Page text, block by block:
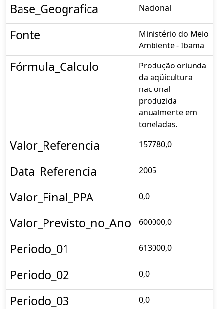
Base_Geografica Nacional
Fonte
Ministério do Meio
Ambiente - Ibama
Fórmula_Calculo
Produção oriunda
da aqüicultura
nacional
produzida
anualmente em
toneladas.
Valor_Referencia 157780,0
Data_Referencia 2005
Valor_Final_PPA 0,0
Valor_Previsto_no_Ano 600000,0
Periodo_01 613000,0
Periodo_02 0,0
Periodo_03 0,0